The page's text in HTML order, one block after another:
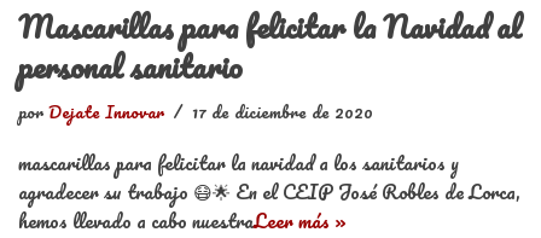
Mascarillas para felicitar la Navidad al
personal sanitario
porDejate Innovar 17 de diciembre de 2020
mascarillas para felicitar la navidad a los sanitarios y
agradecer su trabajo 😷🌟 En el CEIP José Robles de Lorca,
hemos llevado a cabo nuestraLeer más »